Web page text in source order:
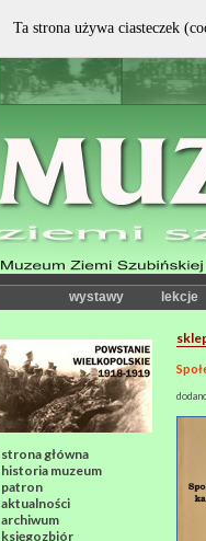
wystawy lekcje
strona główna
historia muzeum
patron
aktualności
archiwum
księgozbiór
Ta strona używa ciasteczek